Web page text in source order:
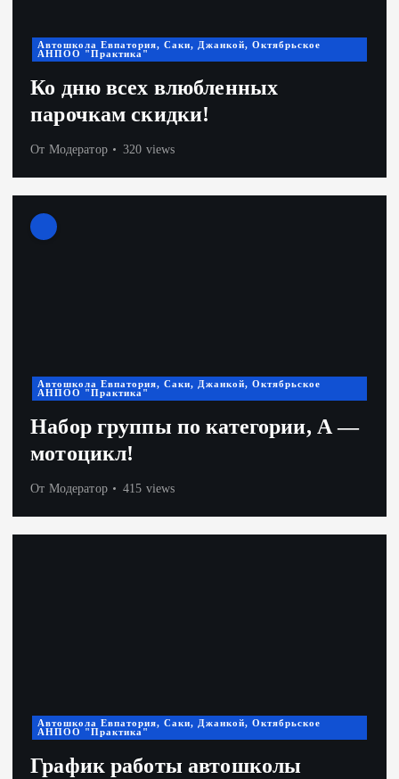
Автошкола Евпатория, Саки, Джанкой, Октябрьское
АНПОО "Практика"
Ко дню всех влюбленных
парочкам скидки!
От Модератор 320 views
Автошкола Евпатория, Саки, Джанкой, Октябрьское
АНПОО "Практика"
Набор группы по категории, А —
мотоцикл!
От Модератор 415 views
Автошкола Евпатория, Саки, Джанкой, Октябрьское
АНПОО "Практика"
График работы автошколы